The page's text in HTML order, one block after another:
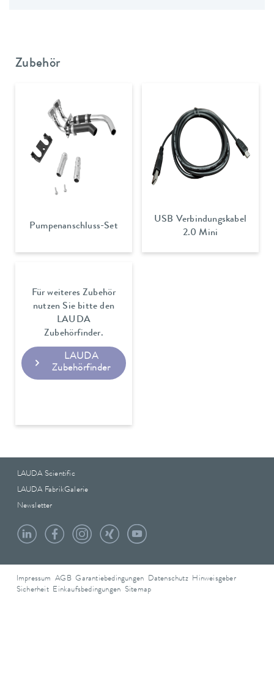
Zubehör
Pumpenanschluss-Set
USB Verbindungskabel
2.0 Mini
Für weiteres Zubehör
nutzen Sie bitte den
LAUDA
Zubehörfinder.
LAUDA
Zubehörfinder
LAUDA Scientific
LAUDA FabrikGalerie
Newsletter
Impressum AGB Garantiebedingungen Datenschutz Hinweisgeber
Sicherheit Einkaufsbedingungen Sitemap